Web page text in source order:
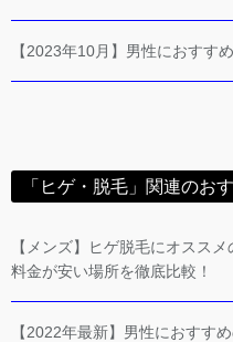
【2023年10月】男性におすす
「ヒゲ・脱毛」関連のお
【メンズ】ヒゲ脱毛にオスス
料金が安い場所を徹底比較！
【2022年最新】男性におすす